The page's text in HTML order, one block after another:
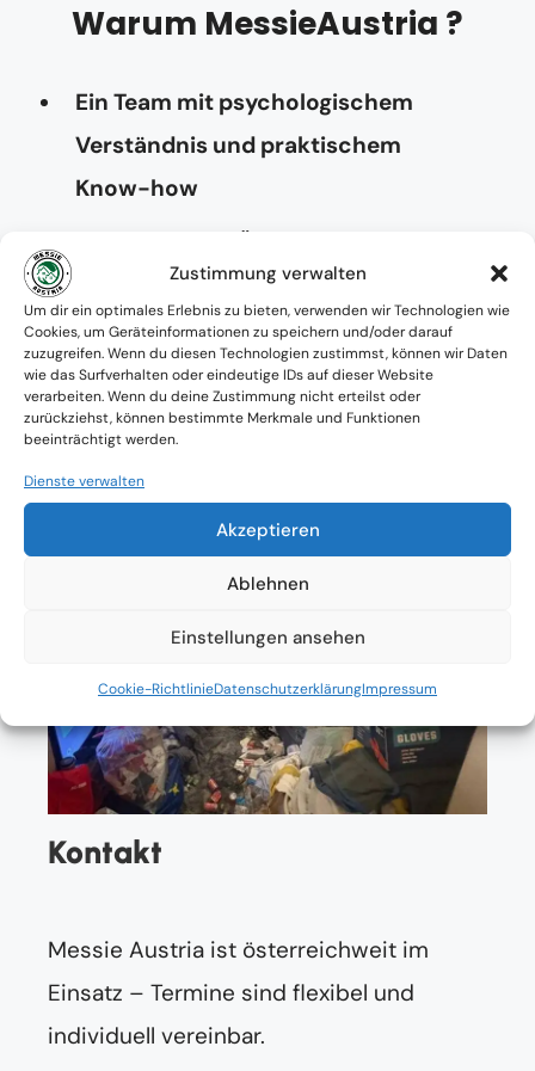
Zustimmung verwalten
Um dir ein optimales Erlebnis zu bieten, verwenden wir Technologien wie
Cookies, um Geräteinformationen zu speichern und/oder darauf
zuzugreifen. Wenn du diesen Technologien zustimmst, können wir Daten
wie das Surfverhalten oder eindeutige IDs auf dieser Website
verarbeiten. Wenn du deine Zustimmung nicht erteilst oder
zurückziehst, können bestimmte Merkmale und Funktionen
beeinträchtigt werden.
Dienste verwalten
Akzeptieren
Ablehnen
Einstellungen ansehen
Cookie-RichtlinieDatenschutzerklärungImpressum
Warum MessieAustria ?
Ein Team mit psychologischem
Verständnis und praktischem
Know-how
Absolute Diskretion & keine
Zusammenarbeit mit Ämtern ohne
Einverständnis
Kontakt
Messie Austria ist österreichweit im
Einsatz – Termine sind flexibel und
individuell vereinbar.